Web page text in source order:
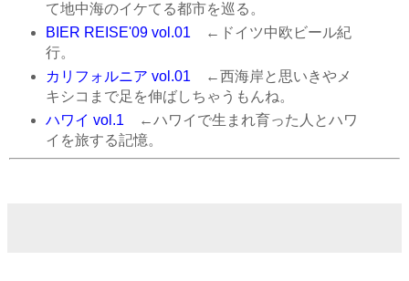
て地中海のイケてる都市を巡る。
BIER REISE'09 vol.01 ←ドイツ中欧ビール紀
行。
カリフォルニア vol.01 ←西海岸と思いきやメ
キシコまで足を伸ばしちゃうもんね。
ハワイ vol.1 ←ハワイで生まれ育った人とハワ
イを旅する記憶。